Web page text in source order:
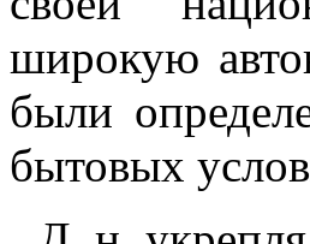
широкую
были
бытовых